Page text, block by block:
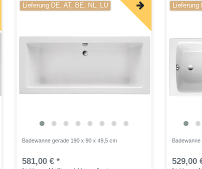
Lieferung DE, AT, BE, NL, LU
Badewanne gerade 190 x 90 x 49,5 cm
581,00 € *
Lieferung
529,00